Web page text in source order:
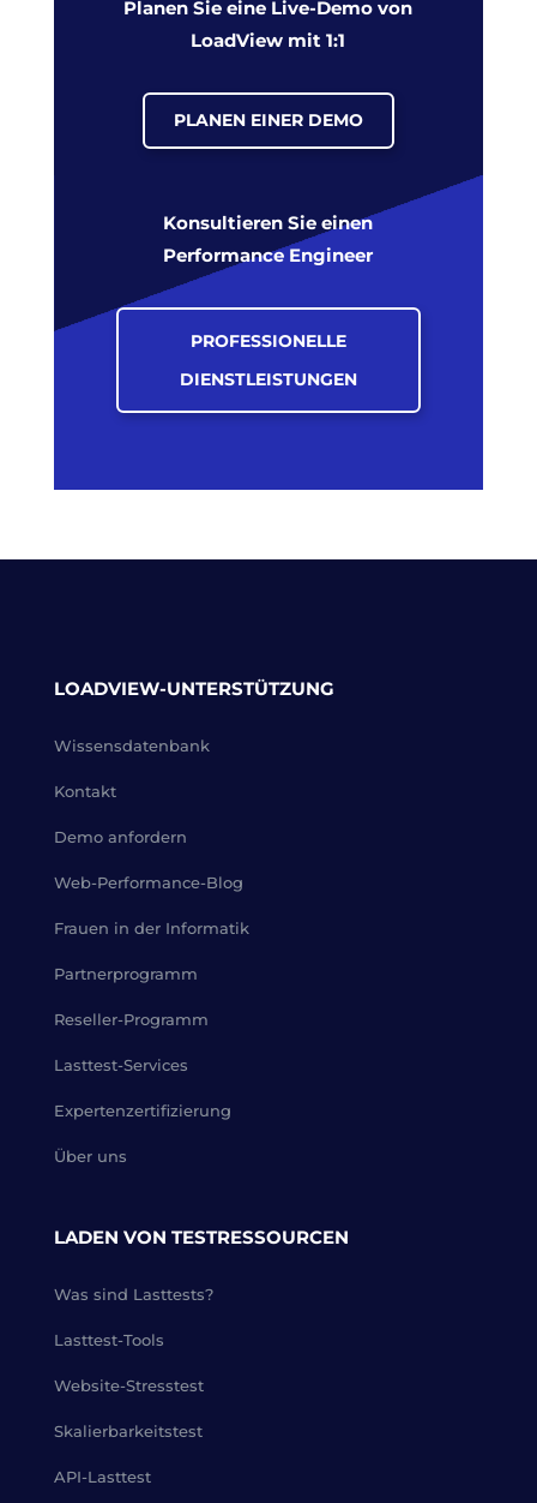
Planen Sie eine Live-Demo von
LoadView mit 1:1
PLANEN EINER DEMO
Konsultieren Sie einen
Performance Engineer
PROFESSIONELLE
DIENSTLEISTUNGEN
LOADVIEW-UNTERSTÜTZUNG
Wissensdatenbank
Kontakt
Demo anfordern
Web-Performance-Blog
Frauen in der Informatik
Partnerprogramm
Reseller-Programm
Lasttest-Services
Expertenzertifizierung
Über uns
LADEN VON TESTRESSOURCEN
Was sind Lasttests?
Lasttest-Tools
Website-Stresstest
Skalierbarkeitstest
API-Lasttest